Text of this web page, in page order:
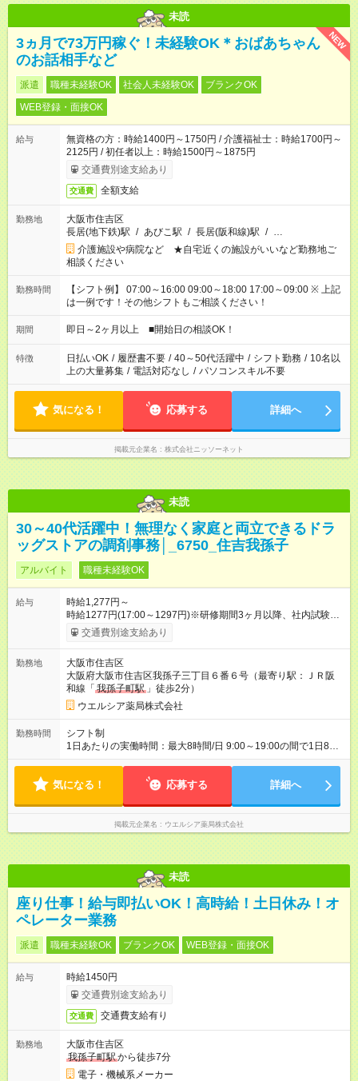
未読
NEW
3ヵ月で73万円稼ぐ！未経験OK＊おばあちゃん
のお話相手など
派遣 職種未経験OK 社会人未経験OK
ブランクOK
WEB登録・面接OK
給与
無資格の方：時給1400円～1750円 / 介護福祉士：時給1700円～
2125円 / 初任者以上：時給1500円～1875円
交通費別途支給あり
交通費 全額支給
勤務地
大阪市住吉区
長居(地下鉄)駅 / あびこ駅 / 長居(阪和線)駅 / …
介護施設や病院など ★自宅近くの施設がいいなど勤務地ご
相談ください
勤務時間
【シフト例】 07:00～16:00 09:00～18:00 17:00～09:00 ※ 上記
は一例です！その他シフトもご相談ください！
期間 即日～2ヶ月以上 ■開始日の相談OK！
特徴 日払いOK / 履歴書不要 / 40～50代活躍中 / シフト勤務 / 10名以
上の大量募集 / 電話対応なし / パソコンスキル不要
気になる！ 応募する 詳細へ
掲載元企業名 株式会社ニッソーネット
未読
30～40代活躍中！無理なく家庭と両立できるドラ
ッグストアの調剤事務│_6750_住吉我孫子
アルバイト 職種未経験OK
給与
時給1,277円～
時給1277円(17:00～1297円)※研修期間3ヶ月以降、社内試験に
よる更新判定あり 社内試験合格後、時給＋50～100円の昇給あ
り （大学生は＋20円） 試用期間あり：入社日から3ヶ月間／本
間の長さ：3ヶ月 雇用形態、給与は本採用時と同じです。
交通費別途支給あり
勤務地
大阪市住吉区
大阪府大阪市住吉区我孫子三丁目６番６号（最寄り駅：ＪＲ阪
和線「 我孫子町駅 」徒歩2分）
ウエルシア薬局株式会社
勤務時間
シフト制
1日あたりの実働時間：最大8時間/日 9:00～19:00の間で1日8時
間の勤務 ☆週4～5日の勤務 ※勤務曜日応相談 ☆未経験・無資格
気になる！ 応募する 詳細へ
掲載元企業名 ウエルシア薬局株式会社
未読
座り仕事！給与即払いOK！高時給！土日休み！オ
ペレーター業務
派遣 職種未経験OK ブランクOK WEB登録・面接OK
給与
時給1450円
交通費別途支給あり
交通費 交通費支給有り
勤務地
大阪市住吉区
我孫子町駅から徒歩7分
電子・機械系メーカー